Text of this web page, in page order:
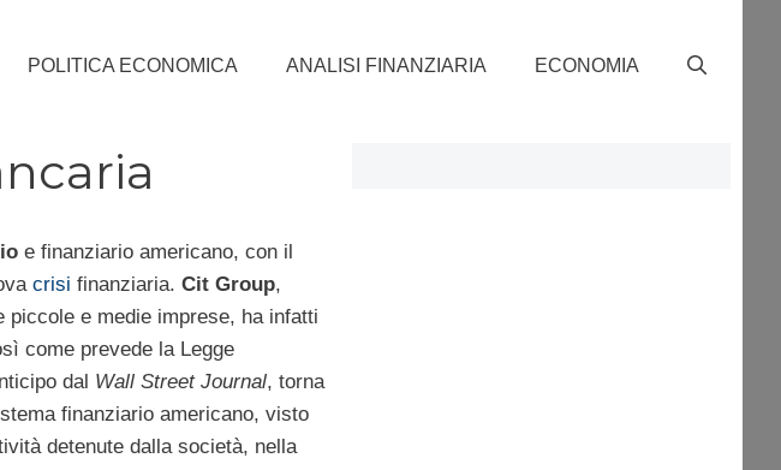
POLITICA ECONOMICA ANALISI FINANZIARIA ECONOMIA
e finanziario americano, con il
crisi finanziaria. Cit Group,
e medie imprese, ha infatti
come prevede la Legge
dal Wall Street Journal, torna
finanziario americano, visto
detenute dalla società, nella